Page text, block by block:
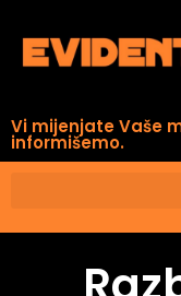
Vi mijenjate Vaše
informišemo.